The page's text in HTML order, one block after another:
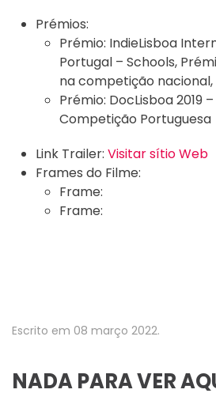
Prémios:
Prémio: IndieLisboa
Portugal – Schools,
na competição nacional,
Prémio: DocLisboa 2019
Competição Portuguesa
Link Trailer: Visitar sítio Web
Frames do Filme:
Frame:
Frame:
Escrito em 08 março 2022.
NADA PARA VER